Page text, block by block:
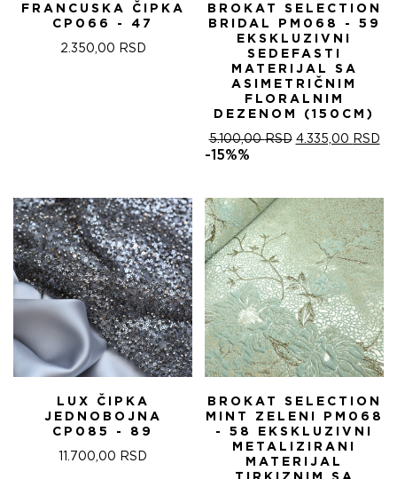
FRANCUSKA ČIPKA
CP066 - 47
2.350,00 RSD
BROKAT SELECTION
BRIDAL PM068 - 59
EKSKLUZIVNI
SEDEFASTI
MATERIJAL SA
ASIMETRIČNIM
FLORALNIM
DEZENOM (150CM)
5.100,00RSD ОРИГИНАЛНА
5.100,00 RSD.
4.335,00 RSD
-15%%
LUX ČIPKA
JEDNOBOJNA
CP085 - 89
11.700,00 RSD
BROKAT SELECTION
MINT ZELENI PM068
- 58 EKSKLUZIVNI
METALIZIRANI
MATERIJAL